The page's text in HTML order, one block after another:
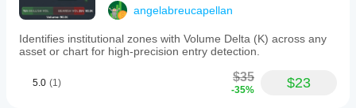
angelabreucapellan
Identifies institutional zones with Volume Delta (K) across any
asset or chart for high-precision entry detection.
5.0 (1) $35
-35% $23